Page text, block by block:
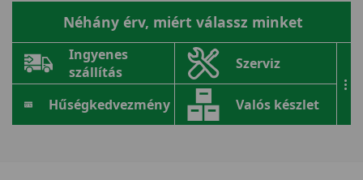
Néhány érv, miért válassz minket
Ingyenes
szállítás
Szerviz
Hűségkedvezmény Valós készlet
...